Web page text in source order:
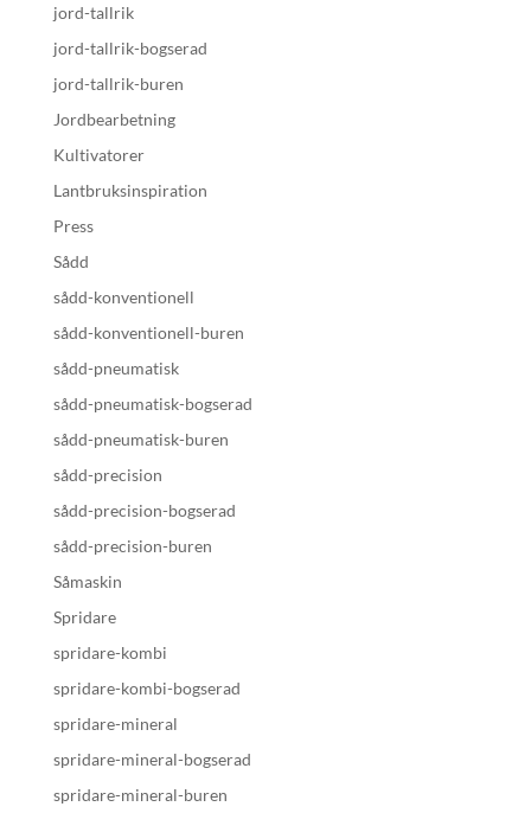
jord-tallrik
jord-tallrik-bogserad
jord-tallrik-buren
Jordbearbetning
Kultivatorer
Lantbruksinspiration
Press
Sådd
sådd-konventionell
sådd-konventionell-buren
sådd-pneumatisk
sådd-pneumatisk-bogserad
sådd-pneumatisk-buren
sådd-precision
sådd-precision-bogserad
sådd-precision-buren
Såmaskin
Spridare
spridare-kombi
spridare-kombi-bogserad
spridare-mineral
spridare-mineral-bogserad
spridare-mineral-buren